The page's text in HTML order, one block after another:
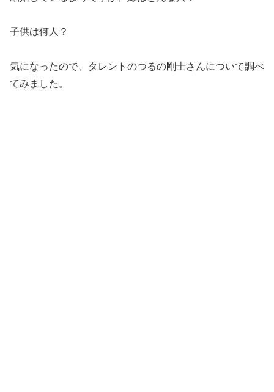
子供は何人？
気になったので、タレントのつるの剛士さんについて調べ
てみました。